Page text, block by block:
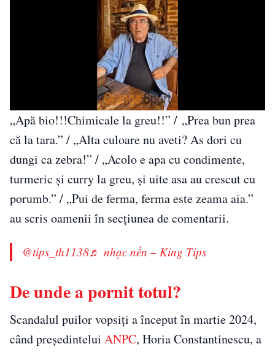
„Apă bio!!!Chimicale la greu!!” / „Prea bun prea
că la tara.” / „Alta culoare nu aveti? As dori cu
dungi ca zebra!” / „Acolo e apa cu condimente,
turmeric și curry la greu, și uite asa au crescut cu
porumb.” / „Pui de ferma, ferma este zeama aia.”
au scris oamenii în secțiunea de comentarii.
@tips_th1138♬ nhạc nền – King Tips
De unde a pornit totul?
Scandalul puilor vopsiți a început în martie 2024,
când președintelui ANPC, Horia Constantinescu, a